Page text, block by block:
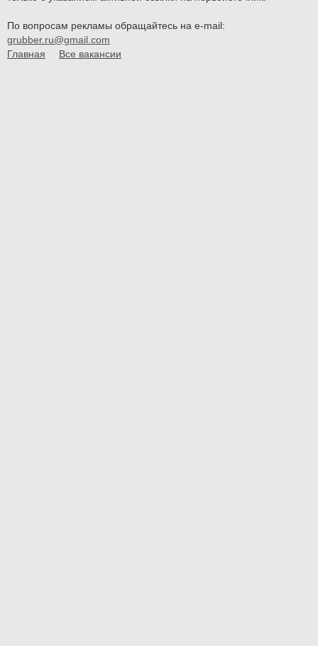
По вопросам рекламы обращайтесь на e-mail:
grubber.ru@gmail.com
Главная
Все вакансии